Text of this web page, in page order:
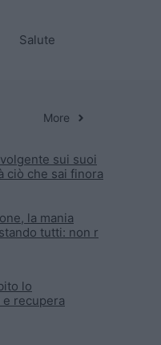
Salute
More
sui suoi
ciò che sai finora
la mania
tutti: non r
lo
recupera